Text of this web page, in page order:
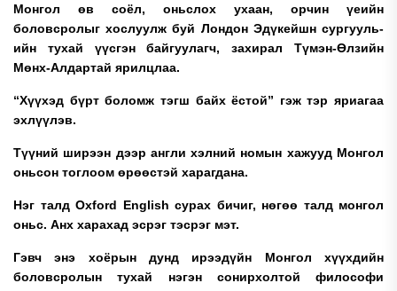
Монгол өв соёл, оньслох ухаан, орчин үеийн
боловсролыг хослуулж буй Лондон Эдүкейшн сургууль-
ийн тухай үүсгэн байгуулагч, захирал Түмэн-Өлзийн
Мөнх-Алдартай ярилцлаа.
“Хүүхэд бүрт боломж тэгш байх ёстой” гэж тэр яриагаа
эхлүүлэв.
Түүний ширээн дээр англи хэлний номын хажууд Монгол
оньсон тоглоом өрөөстэй харагдана.
Нэг талд Oxford English сурах бичиг, нөгөө талд монгол
оньс. Анх харахад эсрэг тэсрэг мэт.
Гэвч энэ хоёрын дунд ирээдүйн Монгол хүүхдийн
боловсролын тухай нэгэн сонирхолтой философи